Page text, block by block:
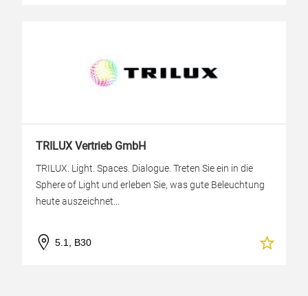
TRILUX Vertrieb GmbH
TRILUX. Light. Spaces. Dialogue. Treten Sie ein in die
Sphere of Light und erleben Sie, was gute Beleuchtung
heute auszeichnet...
5.1, B30